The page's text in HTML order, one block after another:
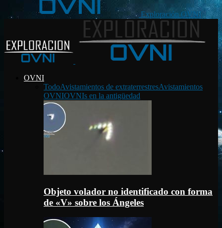
Exploración OVNI
OVNI
TodoAvistamientos de extraterrestresAvistamientos
OVNIOVNIs en la antigüedad
Objeto volador no identificado con forma
de «V» sobre los Ángeles